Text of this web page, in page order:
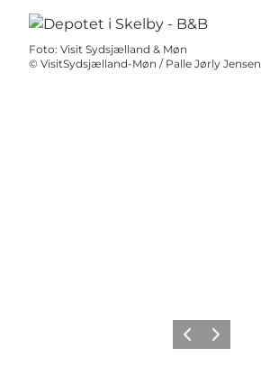
Foto: Visit Sydsjælland & Møn
© VisitSydsjælland-Møn / Palle Jørly Jensen
ZurückWeiter